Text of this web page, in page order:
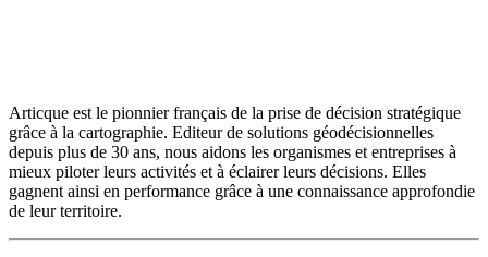
Articque est le pionnier français de la prise de décision stratégique
grâce à la cartographie. Editeur de solutions géodécisionnelles
depuis plus de 30 ans, nous aidons les organismes et entreprises à
mieux piloter leurs activités et à éclairer leurs décisions. Elles
gagnent ainsi en performance grâce à une connaissance approfondie
de leur territoire.